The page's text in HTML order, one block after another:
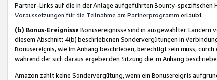
Partner-Links auf die in der Anlage aufgeführten Bounty-spezifischen
Voraussetzungen für die Teilnahme am Partnerprogramm erlaubt.
(b) Bonus-Ereignisse Bonusereignisse sind in ausgewählten Ländern
diesem Abschnitt 4(b) beschriebenen Sondervergütungen in
Bonusereignis, wie im Anhang beschrieben, berechtigt sein muss,
während der sich daraus ergebenden Sitzung die im Anhang
Amazon zahlt keine Sondervergütung, wenn ein Bonusereignis